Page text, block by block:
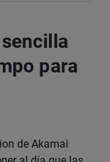
para
de Akamai